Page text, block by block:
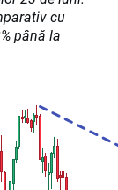
cu
până la